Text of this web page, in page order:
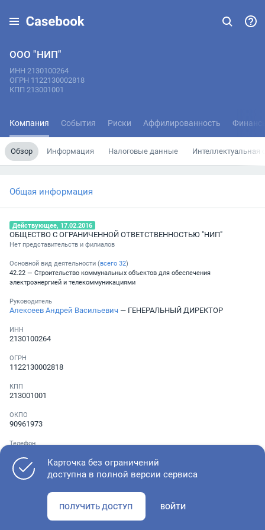
ООО "НИП"
ИНН 2130100264
ОГРН 1122130002818
КПП 213001001
Компания События Риски Аффилированность
Обзор Информация Налоговые данные Интеллектуальная
Общая информация
Действующее, 17.02.2016
ОБЩЕСТВО С ОГРАНИЧЕННОЙ ОТВЕТСТВЕННОСТЬЮ "НИП"
Нет представительств и филиалов
Основной вид деятельности (всего 32)
42.22 — Строительство коммунальных объектов для обеспечения
электроэнергией и телекоммуникациями
Руководитель
Алексеев Андрей Васильевич — ГЕНЕРАЛЬНЫЙ ДИРЕКТОР
ИНН
2130100264
ОГРН
1122130002818
КПП
213001001
ОКПО
90961973
Телефон
Как оценить состояние компании
Карточка без ограничений
доступна в полной версии сервиса
ПОЛУЧИТЬ ДОСТУП ВОЙТИ